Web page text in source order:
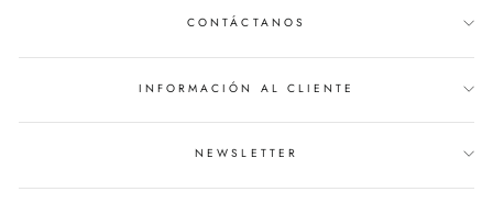
CONTÁCTANOS
INFORMACIÓN AL CLIENTE
NEWSLETTER